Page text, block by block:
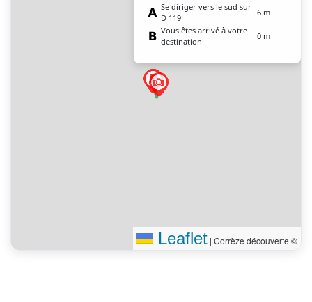
Se diriger vers le sud sur
D 119
6 m
Vous êtes arrivé à votre
destination
0 m
Leaflet | Corrèze découverte ©